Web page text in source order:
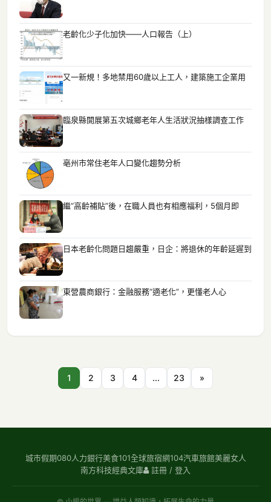
老齡化少子化加快——人口報告（上）
又一新規！多地禁用60歲以上工人，建築施工企業用
臨泉縣開展第五次城鄉老年人生活狀況抽樣調查工作
亳州市常住老年人口變化趨勢分析
繼“高齡補貼”後，在職人員也有相應福利，5個月即
日本老齡化問題日趨嚴重，日企：將退休的年齡延遲到
東營農商銀行：金融服務“適老化”，更懂老人心
1 2 3 4 ... 23 »
城市假期080人力銀行美食101全球旅宿網104汽車旅館美麗女人
南方科技經典文庫 註冊 / 登入